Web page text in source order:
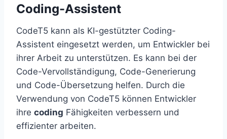
Coding-Assistent
CodeT5 kann als KI-gestützter Coding-
Assistent eingesetzt werden, um Entwickler bei
ihrer Arbeit zu unterstützen. Es kann bei der
Code-Vervollständigung, Code-Generierung
und Code-Übersetzung helfen. Durch die
Verwendung von CodeT5 können Entwickler
ihre coding Fähigkeiten verbessern und
effizienter arbeiten.